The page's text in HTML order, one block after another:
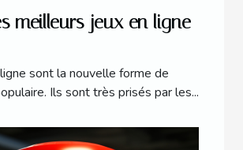
meilleurs jeux en ligne
sont la nouvelle forme de
Ils sont très prisés par les...